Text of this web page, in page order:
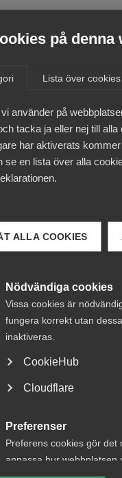
på denna
Lista över cookies
använder på
tacka ja eller nej till
har aktiverats
se en lista över alla
ALLA COOKIES
Nödvändiga cookies
Vissa cookies är
fungera korrekt utan
inaktiveras.
CookieHub
Cloudflare
Preferenser
Preferens cookies gör det
anpassa hur
lagring av vald valuta,
att
i en del och
22 juni AD-domar